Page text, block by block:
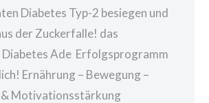
Diabetes Typ-2 besiegen und
der Zuckerfalle! das
Diabetes Ade Erfolgsprogramm
Ernährung – Bewegung –
& Motivationsstärkung